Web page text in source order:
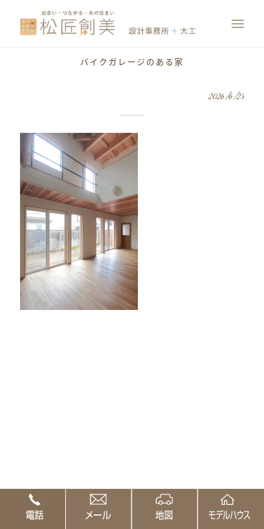
バイクガレージのある家
2026/6/23